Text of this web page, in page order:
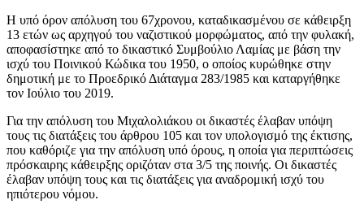
Η υπό όρον απόλυση του 67χρονου, καταδικασμένου σε κάθειρξη
13 ετών ως αρχηγού του ναζιστικού μορφώματος, από την φυλακή,
αποφασίστηκε από το δικαστικό Συμβούλιο Λαμίας με βάση την
ισχύ του Ποινικού Κώδικα του 1950, ο οποίος κυρώθηκε στην
δημοτική με το Προεδρικό Διάταγμα 283/1985 και καταργήθηκε
τον Ιούλιο του 2019.
Για την απόλυση του Μιχαλολιάκου οι δικαστές έλαβαν υπόψη
τους τις διατάξεις του άρθρου 105 και τον υπολογισμό της έκτισης,
που καθόριζε για την απόλυση υπό όρους, η οποία για περιπτώσεις
πρόσκαιρης κάθειρξης οριζόταν στα 3/5 της ποινής. Οι δικαστές
έλαβαν υπόψη τους και τις διατάξεις για αναδρομική ισχύ του
ηπιότερου νόμου.